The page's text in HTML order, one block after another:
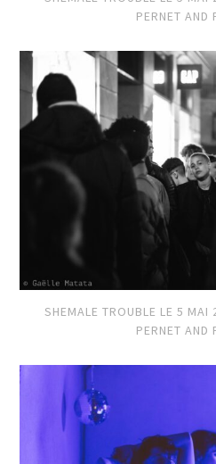
PERNET AND
SHEMALE TROUBLE LE 5 MAI
PERNET AND